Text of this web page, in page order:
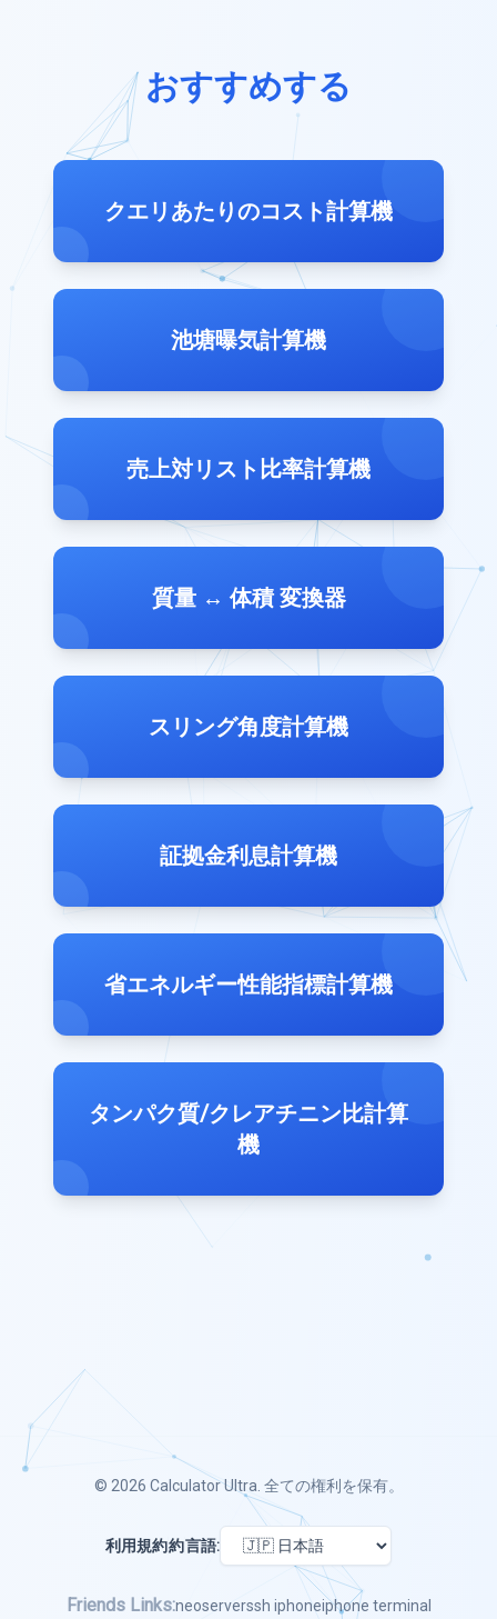
おすすめする
クエリあたりのコスト計算機
池塘曝気計算機
売上対リスト比率計算機
質量 ↔ 体積 変換器
スリング角度計算機
証拠金利息計算機
省エネルギー性能指標計算機
タンパク質/クレアチニン比計算
機
© 2026 Calculator Ultra . 全ての権利を保有。
利用規約約言語:
Friends Links:neoserverssh iphoneiphone terminal